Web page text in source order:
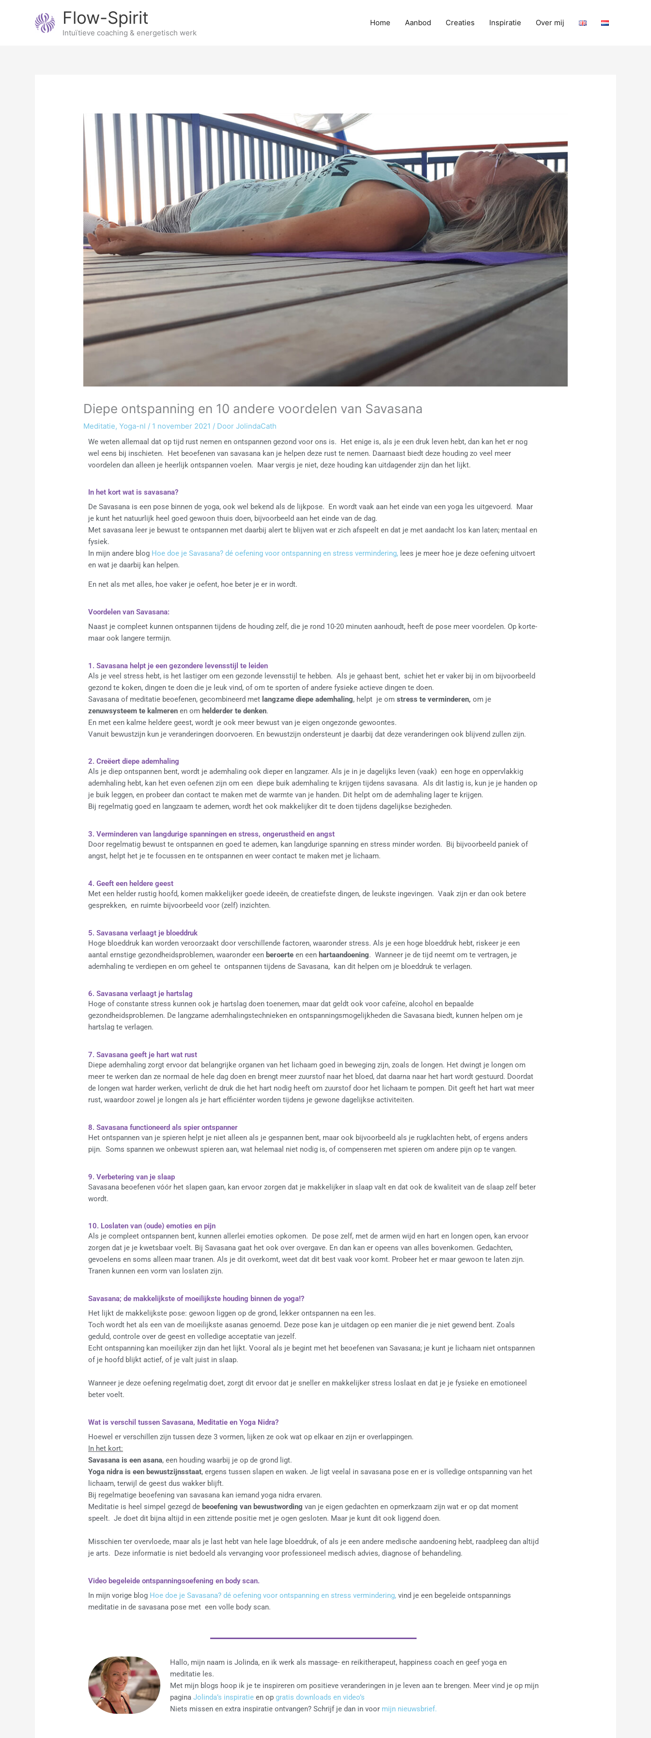
Flow-Spirit
Intuïtieve coaching & energetisch werk
Home Aanbod Creaties Inspiratie Over mij
Diepe ontspanning en 10 andere voordelen van Savasana
Meditatie,Yoga-nl / 1 november 2021 / DoorJolindaCath
We weten allemaal dat op tijd rust nemen en ontspannen gezond voor ons is. Het enige is, als je een druk leven hebt, dan kan het er nog
wel eens bij inschieten. Het beoefenen van savasana kan je helpen deze rust te nemen. Daarnaast biedt deze houding zo veel meer
voordelen dan alleen je heerlijk ontspannen voelen. Maar vergis je niet, deze houding kan uitdagender zijn dan het lijkt.
In het kort wat is savasana?
De Savasana is een pose binnen de yoga, ook wel bekend als de lijkpose. En wordt vaak aan het einde van een yoga les uitgevoerd. Maar
je kunt het natuurlijk heel goed gewoon thuis doen, bijvoorbeeld aan het einde van de dag.
Met savasana leer je bewust te ontspannen met daarbij alert te blijven wat er zich afspeelt en dat je met aandacht los kan laten; mentaal en
fysiek.
In mijn andere blog Hoe doe je Savasana? dé oefening voor ontspanning en stress vermindering, lees je meer hoe je deze oefening uitvoert
en wat je daarbij kan helpen.
En net als met alles, hoe vaker je oefent, hoe beter je er in wordt.
Voordelen van Savasana:
Naast je compleet kunnen ontspannen tijdens de houding zelf, die je rond 10-20 minuten aanhoudt, heeft de pose meer voordelen. Op korte-
maar ook langere termijn.
1. Savasana helpt je een gezondere levensstijl te leiden
Als je veel stress hebt, is het lastiger om een gezonde levensstijl te hebben. Als je gehaast bent, schiet het er vaker bij in om bijvoorbeeld
gezond te koken, dingen te doen die je leuk vind, of om te sporten of andere fysieke actieve dingen te doen.
Savasana of meditatie beoefenen, gecombineerd met langzame diepe ademhaling, helpt je omstress te verminderen, om je
zenuwsysteem te kalmeren en om helderder te denken.
En met een kalme heldere geest, wordt je ook meer bewust van je eigen ongezonde gewoontes.
Vanuit bewustzijn kun je veranderingen doorvoeren. En bewustzijn ondersteunt je daarbij dat deze veranderingen ook blijvend zullen zijn.
2. Creëert diepe ademhaling
Als je diep ontspannen bent, wordt je ademhaling ook dieper en langzamer. Als je in je dagelijks leven (vaak) een hoge en oppervlakkig
ademhaling hebt, kan het even oefenen zijn om een diepe buik ademhaling te krijgen tijdens savasana. Als dit lastig is, kun je je handen op
je buik leggen, en probeer dan contact te maken met de warmte van je handen. Dit helpt om de ademhaling lager te krijgen.
Bij regelmatig goed en langzaam te ademen, wordt het ook makkelijker dit te doen tijdens dagelijkse bezigheden.
3. Verminderen van langdurige spanningen en stress, ongerustheid en angst
Door regelmatig bewust te ontspannen en goed te ademen, kan langdurige spanning en stress minder worden. Bij bijvoorbeeld paniek of
angst, helpt het je te focussen en te ontspannen en weer contact te maken met je lichaam.
4. Geeft een heldere geest
Met een helder rustig hoofd, komen makkelijker goede ideeën, de creatiefste dingen, de leukste ingevingen. Vaak zijn er dan ook betere
gesprekken, en ruimte bijvoorbeeld voor (zelf) inzichten.
5. Savasana verlaagt je bloeddruk
Hoge bloeddruk kan worden veroorzaakt door verschillende factoren, waaronder stress. Als je een hoge bloeddruk hebt, riskeer je een
aantal ernstige gezondheidsproblemen, waaronder een beroerte en een hartaandoening. Wanneer je de tijd neemt om te vertragen, je
ademhaling te verdiepen en om geheel te ontspannen tijdens de Savasana, kan dit helpen om je bloeddruk te verlagen.
6. Savasana verlaagt je hartslag
Hoge of constante stress kunnen ook je hartslag doen toenemen, maar dat geldt ook voor cafeïne, alcohol en bepaalde
gezondheidsproblemen. De langzame ademhalingstechnieken en ontspanningsmogelijkheden die Savasana biedt, kunnen helpen om je
hartslag te verlagen.
7. Savasana geeft je hart wat rust
Diepe ademhaling zorgt ervoor dat belangrijke organen van het lichaam goed in beweging zijn, zoals de longen. Het dwingt je longen om
meer te werken dan ze normaal de hele dag doen en brengt meer zuurstof naar het bloed, dat daarna naar het hart wordt gestuurd. Doordat
de longen wat harder werken, verlicht de druk die het hart nodig heeft om zuurstof door het lichaam te pompen. Dit geeft het hart wat meer
rust, waardoor zowel je longen als je hart efficiënter worden tijdens je gewone dagelijkse activiteiten.
8. Savasana functioneerd als spier ontspanner
Het ontspannen van je spieren helpt je niet alleen als je gespannen bent, maar ook bijvoorbeeld als je rugklachten hebt, of ergens anders
pijn. Soms spannen we onbewust spieren aan, wat helemaal niet nodig is, of compenseren met spieren om andere pijn op te vangen.
9. Verbetering van je slaap
Savasana beoefenen vóór het slapen gaan, kan ervoor zorgen dat je makkelijker in slaap valt en dat ook de kwaliteit van de slaap zelf beter
wordt.
10. Loslaten van (oude) emoties en pijn
Als je compleet ontspannen bent, kunnen allerlei emoties opkomen. De pose zelf, met de armen wijd en hart en longen open, kan ervoor
zorgen dat je je kwetsbaar voelt. Bij Savasana gaat het ook over overgave. En dan kan er opeens van alles bovenkomen. Gedachten,
gevoelens en soms alleen maar tranen. Als je dit overkomt, weet dat dit best vaak voor komt. Probeer het er maar gewoon te laten zijn.
Tranen kunnen een vorm van loslaten zijn.
Savasana; de makkelijkste of moeilijkste houding binnen de yoga!?
Het lijkt de makkelijkste pose: gewoon liggen op de grond, lekker ontspannen na een les.
Toch wordt het als een van de moeilijkste asanas genoemd. Deze pose kan je uitdagen op een manier die je niet gewend bent. Zoals
geduld, controle over de geest en volledige acceptatie van jezelf.
Echt ontspanning kan moeilijker zijn dan het lijkt. Vooral als je begint met het beoefenen van Savasana; je kunt je lichaam niet ontspannen
of je hoofd blijkt actief, of je valt juist in slaap.
Wanneer je deze oefening regelmatig doet, zorgt dit ervoor dat je sneller en makkelijker stress loslaat en dat je je fysieke en emotioneel
beter voelt.
Wat is verschil tussen Savasana, Meditatie en Yoga Nidra?
Hoewel er verschillen zijn tussen deze 3 vormen, lijken ze ook wat op elkaar en zijn er overlappingen.
In het kort:
Savasana is een asana, een houding waarbij je op de grond ligt.
Yoga nidra is een bewustzijnsstaat, ergens tussen slapen en waken. Je ligt veelal in savasana pose en er is volledige ontspanning van het
lichaam, terwijl de geest dus wakker blijft.
Bij regelmatige beoefening van savasana kan iemand yoga nidra ervaren.
Meditatie is heel simpel gezegd de beoefening van bewustwording van je eigen gedachten en opmerkzaam zijn wat er op dat moment
speelt. Je doet dit bijna altijd in een zittende positie met je ogen gesloten. Maar je kunt dit ook liggend doen.
Misschien ter overvloede, maar als je last hebt van hele lage bloeddruk, of als je een andere medische aandoening hebt, raadpleeg dan altijd
je arts. Deze informatie is niet bedoeld als vervanging voor professioneel medisch advies, diagnose of behandeling.
Video begeleide ontspanningsoefening en body scan.
In mijn vorige blog Hoe doe je Savasana? dé oefening voor ontspanning en stress vermindering,vind je een begeleide ontspannings
meditatie in de savasana pose met een volle body scan.
Hallo, mijn naam is Jolinda, en ik werk als massage- en reikitherapeut, happiness coach en geef yoga en
meditatie les.
Met mijn blogs hoop ik je te inspireren om positieve veranderingen in je leven aan te brengen. Meer vind je op mijn
pagina Jolinda’s inspiratie en op gratis downloads en video’s
Niets missen en extra inspiratie ontvangen? Schrijf je dan in voor mijn nieuwsbrief.